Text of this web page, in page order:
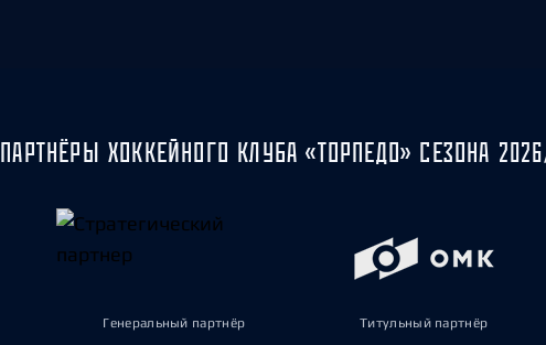
ПАРТНЁРЫ ХОККЕЙНОГО КЛУБА «ТОРПЕДО» СЕЗОНА
Генеральный партнёр Титульный партнёр